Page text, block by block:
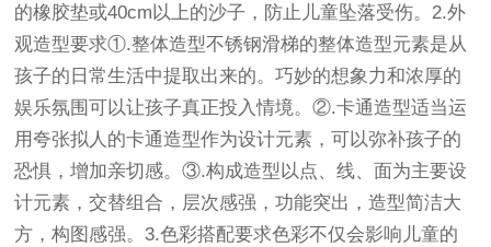
的橡胶垫或40cm以上的沙子，防止儿童坠落受伤。2.外
观造型要求①.整体造型不锈钢滑梯的整体造型元素是从
孩子的日常生活中提取出来的。巧妙的想象力和浓厚的
娱乐氛围可以让孩子真正投入情境。②.卡通造型适当运
用夸张拟人的卡通造型作为设计元素，可以弥补孩子的
恐惧，增加亲切感。③.构成造型以点、线、面为主要设
计元素，交替组合，层次感强，功能突出，造型简洁大
方，构图感强。3.色彩搭配要求色彩不仅会影响儿童的